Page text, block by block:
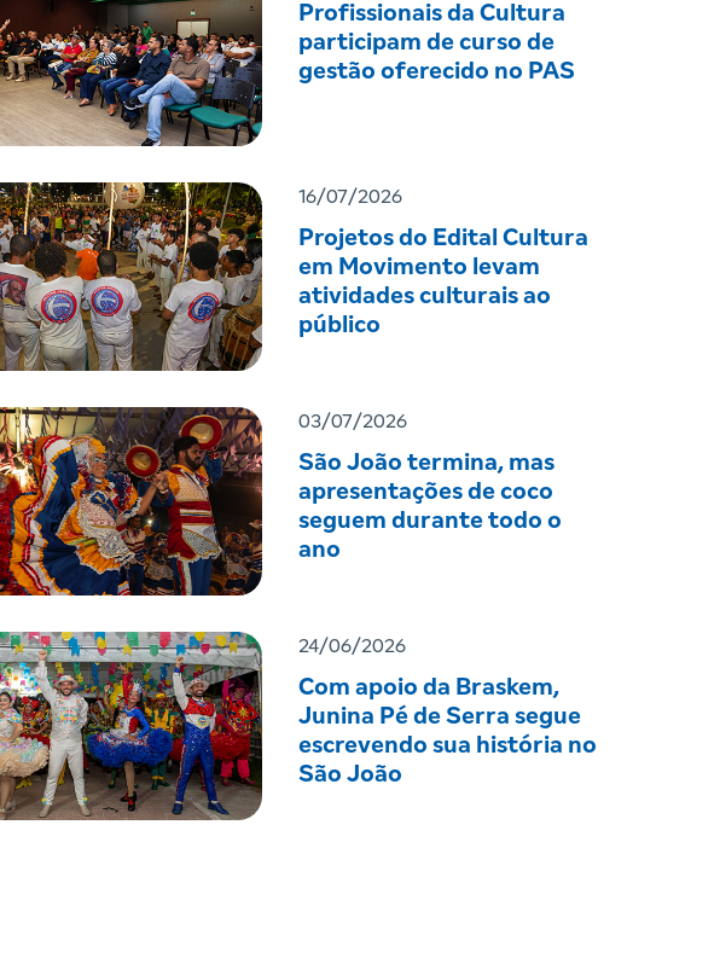
Profissionais da Cultura
participam de curso de
gestão oferecido no PAS
16/07/2026
Projetos do Edital Cultura
em Movimento levam
atividades culturais ao
público
03/07/2026
São João termina, mas
apresentações de coco
seguem durante todo o
ano
24/06/2026
Com apoio da Braskem,
Junina Pé de Serra segue
escrevendo sua história no
São João